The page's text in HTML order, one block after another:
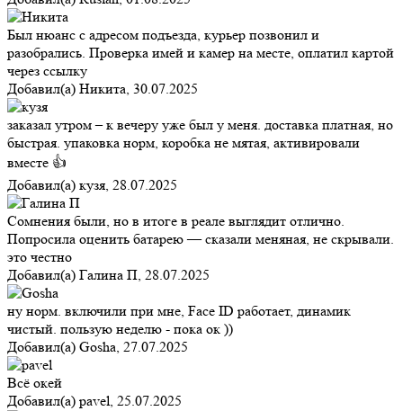
Был нюанс с адресом подъезда, курьер позвонил и
разобрались. Проверка имей и камер на месте, оплатил картой
через ссылку
Добавил(а) Никита, 30.07.2025
заказал утром – к вечеру уже был у меня. доставка платная, но
быстрая. упаковка норм, коробка не мятая, активировали
вместе 👍
Добавил(а) кузя, 28.07.2025
Сомнения были, но в итоге в реале выглядит отлично.
Попросила оценить батарею — сказали меняная, не скрывали.
это честно
Добавил(а) Галина П, 28.07.2025
ну норм. включили при мне, Face ID работает, динамик
чистый. пользую неделю - пока ок ))
Добавил(а) Gosha, 27.07.2025
Всё окей
Добавил(а) pavel, 25.07.2025